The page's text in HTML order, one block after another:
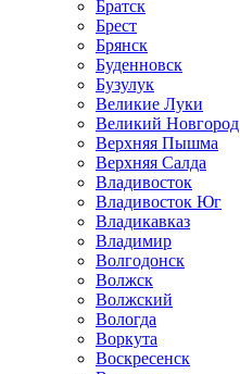
Братск
Брест
Брянск
Буденновск
Бузулук
Великие Луки
Великий Новгород
Верхняя Пышма
Верхняя Салда
Владивосток
Владивосток Юг
Владикавказ
Владимир
Волгодонск
Волжск
Волжский
Вологда
Воркута
Воскресенск